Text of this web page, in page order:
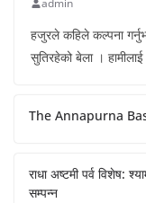
admin
हजुरले कहिले कल्पना
सुतिरहेको बेला ।
The Annapurna
राधा अष्टमी पर्व विशेष:
सम्पन्न